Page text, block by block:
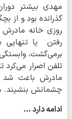
گذرانده بود و از
روزی خانه
رفتن یا تنهایی
برمی‌گشت،
تلفن اصرار می‌کرد
مادرش باعث شد
چشمانش بنشیند.
ادامه دارد ...